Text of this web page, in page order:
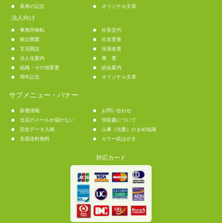
長寿の記念
オリジナル文章
法人向け
事務所移転
社長交代
独立開業
社名変更
支店開設
役員改選
法人化案内
廃 業
組織・その他変更
総会案内
周年記念
オリジナル文章
サブメニュー・バナー
新着情報
お問い合わせ
当店のメールが届かない
領収書について
完全データ入稿
仏事（法要）のまめ知識
全国送料無料
カラー絵はがき
対応カード